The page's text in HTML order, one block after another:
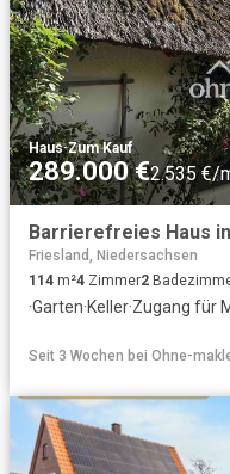
Haus·Zum Kauf
289.000 €2.535 €/
Barrierefreies Haus
Friesland, Niedersachsen
114 m²4 Zimmer2
·Garten·Keller·Zugang für
Seit 3 Wochen bei Ohne-